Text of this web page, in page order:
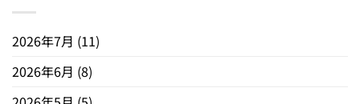
2026年7月 (11)
2026年6月 (8)